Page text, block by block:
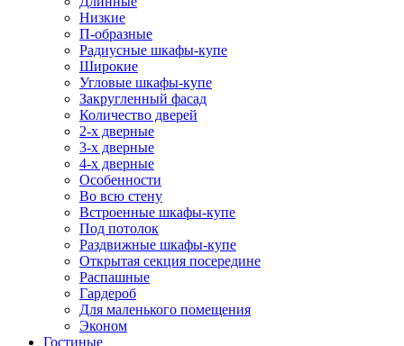
Низкие
П-образные
Радиусные шкафы-купе
Широкие
Угловые шкафы-купе
Закругленный фасад
Количество дверей
2-х дверные
3-х дверные
4-х дверные
Особенности
Во всю стену
Встроенные шкафы-купе
Под потолок
Раздвижные шкафы-купе
Открытая секция посередине
Распашные
Гардероб
Для маленького помещения
Эконом
Гостиные